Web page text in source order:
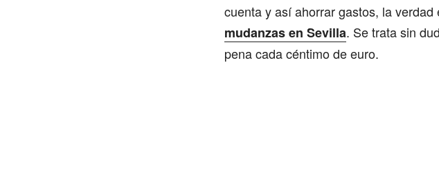
cuenta y así ahorrar gastos, la
mudanzas en Sevilla. Se trata sin
pena cada céntimo de euro.